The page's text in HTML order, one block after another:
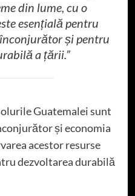
din lume, cu o
esențială pentru
și pentru
a țării.”
Guatemalei sunt
și economia
acestor resurse
dezvoltarea durabilă